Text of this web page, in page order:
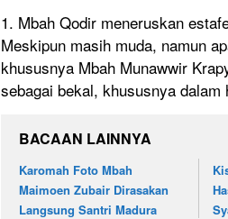
1. Mbah Qodir meneruskan
Meskipun masih muda, namun
khususnya Mbah Munawwir
sebagai bekal, khususnya dalam
BACAAN LAINNYA
Karomah Foto Mbah
Maimoen Zubair Dirasakan
Langsung Santri Madura